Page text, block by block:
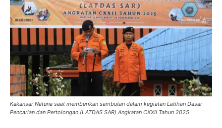
Kakansar Natuna saat memberikan sambutan dalam kegiatan Latihan Dasar
Pencarian dan Pertolongan (LATDAS SAR) Angkatan CXXII Tahun 2025